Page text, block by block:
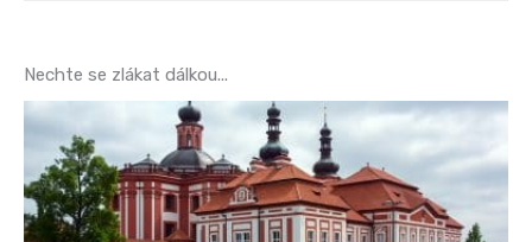
Nechte se zlákat dálkou...